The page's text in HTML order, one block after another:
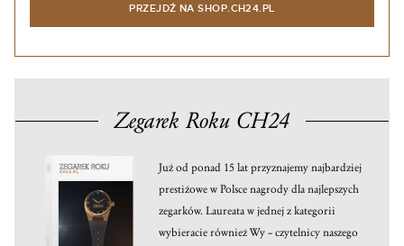
PRZEJDŹ NA SHOP.CH24.PL
Zegarek Roku CH24
Już od ponad 15 lat przyznajemy najbardziej
prestiżowe w Polsce nagrody dla najlepszych
zegarków. Laureata w jednej z kategorii
wybieracie również Wy – czytelnicy naszego